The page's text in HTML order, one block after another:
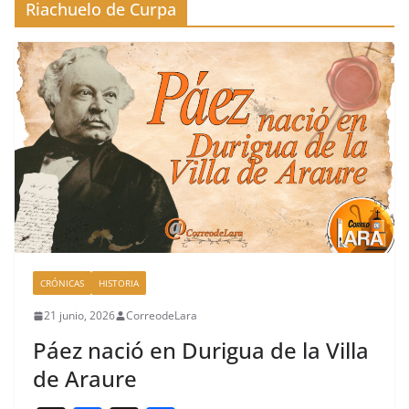
Riachuelo de Curpa
CRÓNICAS HISTORIA
21 junio, 2026 CorreodeLara
Páez nació en Durigua de la Villa
de Araure